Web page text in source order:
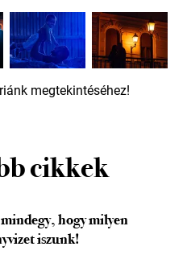
megtekintéséhez!
cikkek
hogy milyen
iszunk!